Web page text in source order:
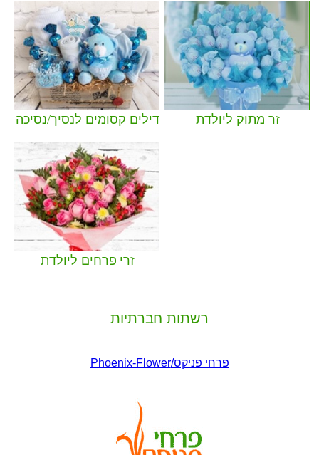
דילים קסומים לנסיך/נסיכה זר מתוק ליולדת
זרי פרחים ליולדת
רשתות חברתיות